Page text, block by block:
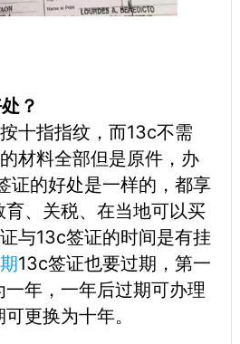
？
十指指纹，而13c不需
材料全部但是原件，办
证的好处是一样的，都享
、关税、在当地可以买
与13c签证的时间是有挂
13c签证也要过期，第一
年，一年后过期可办理
更换为十年。